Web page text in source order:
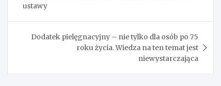
ustawy
Dodatek pielęgnacyjny – nie tylko dla osób po 75
roku życia. Wiedza na ten temat jest
niewystarczająca